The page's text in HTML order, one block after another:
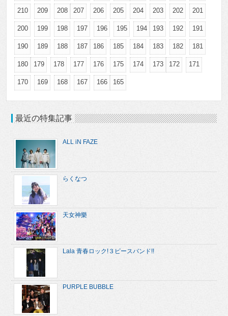
210 209 208 207 206 205 204 203 202 201
200 199 198 197 196 195 194 193 192 191
190 189 188 187 186 185 184 183 182 181
180 179 178 177 176 175 174 173 172 171
170 169 168 167 166 165
最近の特集記事
ALL iN FAZE
らくなつ
天女神樂
Lala 青春ロック!３ピースバンド!!
PURPLE BUBBLE